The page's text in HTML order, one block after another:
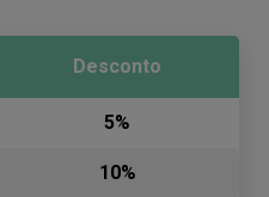
Desconto
5%
10%